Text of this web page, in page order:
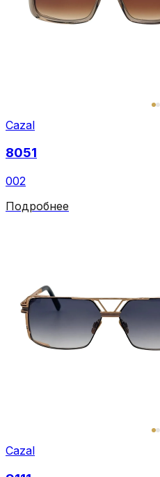
Cazal
8051
002
Подробнее
Cazal